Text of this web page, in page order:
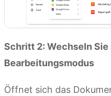
Schritt 2: Wechseln Sie
Bearbeitungsmodus
Öffnet sich das